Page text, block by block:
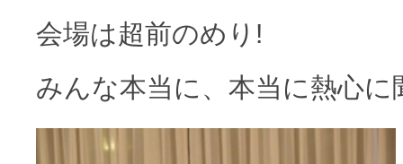
会場は超前のめり!
みんな本当に、本当に熱心